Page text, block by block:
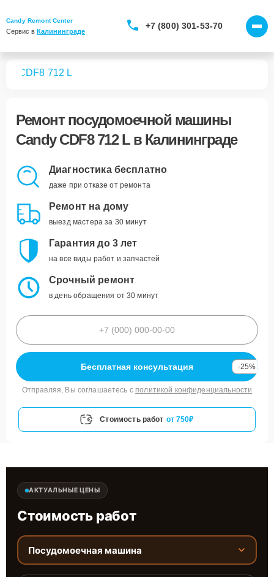
Candy Remont Center
Сервис в Калининграде
+7 (800) 301-53-70
CDF8 712 L
Ремонт посудомоечной машины
Candy CDF8 712 Lв Калининграде
Диагностика бесплатно
даже при отказе от ремонта
Ремонт на дому
выезд мастера за 30 минут
Гарантия до 3 лет
на все виды работ и запчастей
Срочный ремонт
в день обращения от 30 минут
Бесплатная консультация -25%
Отправляя, Вы соглашаетесь с политикой конфиденциальности
Стоимость работ от 750₽
АКТУАЛЬНЫЕ ЦЕНЫ
Стоимость работ
Посудомоечная машина